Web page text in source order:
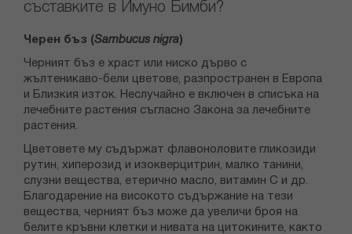
съставките в Имуно Бимби?
Черен бъз (Sambucus nigra)
Черният бъз е храст или ниско дърво с
жълтеникаво-бели цветове, разпространен в Европа
и Близкия изток. Неслучайно е включен в списъка на
лечебните растения съгласно Закона за лечебните
растения.
Цветовете му съдържат флавоноловите гликозиди
рутин, хиперозид и изокверцитрин, малко танини,
слузни вещества, етерично масло, витамин С и др.
Благодарение на високото съдържание на тези
вещества, черният бъз може да увеличи броя на
белите кръвни клетки и нивата на цитокините, както